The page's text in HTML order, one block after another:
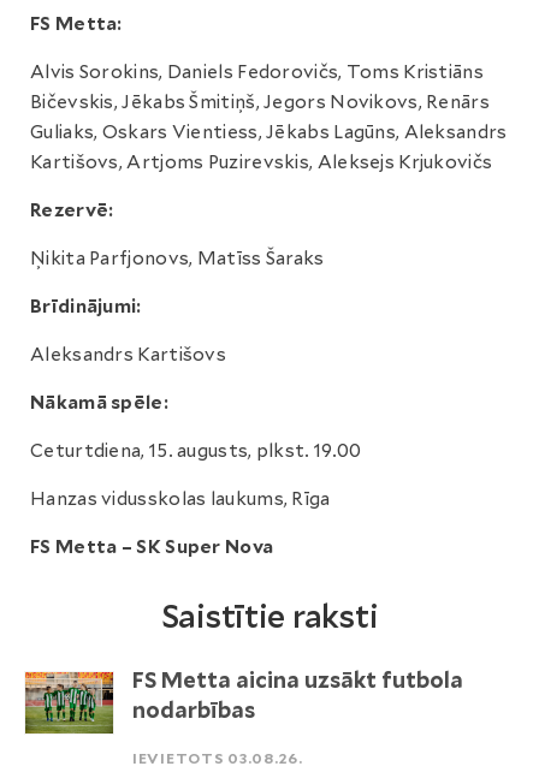
FS Metta:
Alvis Sorokins, Daniels Fedorovičs, Toms Kristiāns
Bičevskis, Jēkabs Šmitiņš, Jegors Novikovs, Renārs
Guliaks, Oskars Vientiess, Jēkabs Lagūns, Aleksandrs
Kartišovs, Artjoms Puzirevskis, Aleksejs Krjukovičs
Rezervē:
Ņikita Parfjonovs, Matīss Šaraks
Brīdinājumi:
Aleksandrs Kartišovs
Nākamā spēle:
Ceturtdiena, 15. augusts, plkst. 19.00
Hanzas vidusskolas laukums, Rīga
FS Metta – SK Super Nova
Saistītie raksti
FS Metta aicina uzsākt futbola
nodarbības
IEVIETOTS 03.08.26.